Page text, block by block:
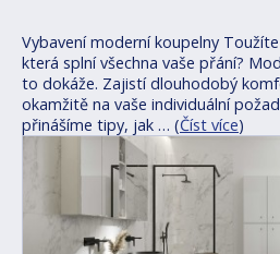
Vybavení moderní koupelny
která splní všechna vaše přání?
to dokáže. Zajistí dlouhodobý
okamžitě na vaše individuální
přinášíme tipy, jak … (Číst více)